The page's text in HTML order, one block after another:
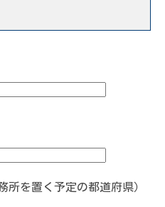
所を置く予定の都道府県）